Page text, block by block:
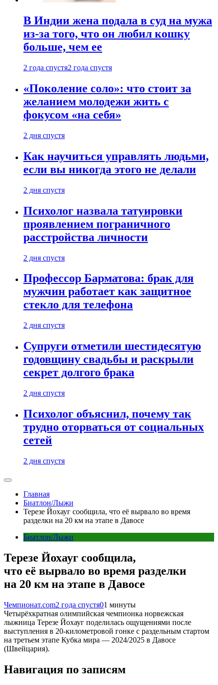
В Индии жена подала в суд на мужа
из-за того, что он любил кошку
больше, чем ее
2 года спустя2 года спустя
«Поколение соло»: что стоит за
желанием молодежи жить с
фокусом «на себя»
2 дня спустя
Как научиться управлять людьми,
если вы никогда этого не делали
2 дня спустя
Психолог назвала татуировки
проявлением пограничного
расстройства личности
2 дня спустя
Профессор Барматова: брак для
мужчин работает как защитное
стекло для телефона
2 дня спустя
Супруги отметили шестидесятую
годовщину свадьбы и раскрыли
секрет долгого брака
2 дня спустя
Психолог объяснил, почему так
трудно оторваться от социальных
сетей
2 дня спустя
Главная
Биатлон/Лыжи
Терезе Йохауг сообщила, что её вырвало во время
разделки на 20 км на этапе в Давосе
Биатлон/Лыжи
Терезе Йохауг сообщила,
что её вырвало во время разделки
на 20 км на этапе в Давосе
Чемпионат.com2 года спустя01 минуты
Четырёхкратная олимпийская чемпионка норвежская
лыжница Терезе Йохауг поделилась ощущениями после
выступления в 20-километровой гонке с раздельным стартом
на третьем этапе Кубка мира — 2024/2025 в Давосе
(Швейцария).
Навигация по записям